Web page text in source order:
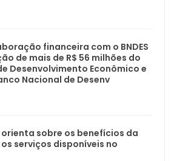
financeira com o BNDES
de mais de R$ 56 milhões do
Desenvolvimento Econômico e
Nacional de Desenv
sobre os benefícios da
serviços disponíveis no